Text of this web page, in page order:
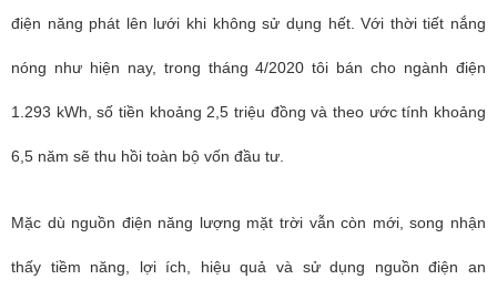
điện năng phát lên lưới khi không sử dụng hết. Với thời tiết nắng
nóng như hiện nay, trong tháng 4/2020 tôi bán cho ngành điện
1.293 kWh, số tiền khoảng 2,5 triệu đồng và theo ước tính khoảng
6,5 năm sẽ thu hồi toàn bộ vốn đầu tư.
Mặc dù nguồn điện năng lượng mặt trời vẫn còn mới, song nhận
thấy tiềm năng, lợi ích, hiệu quả và sử dụng nguồn điện an